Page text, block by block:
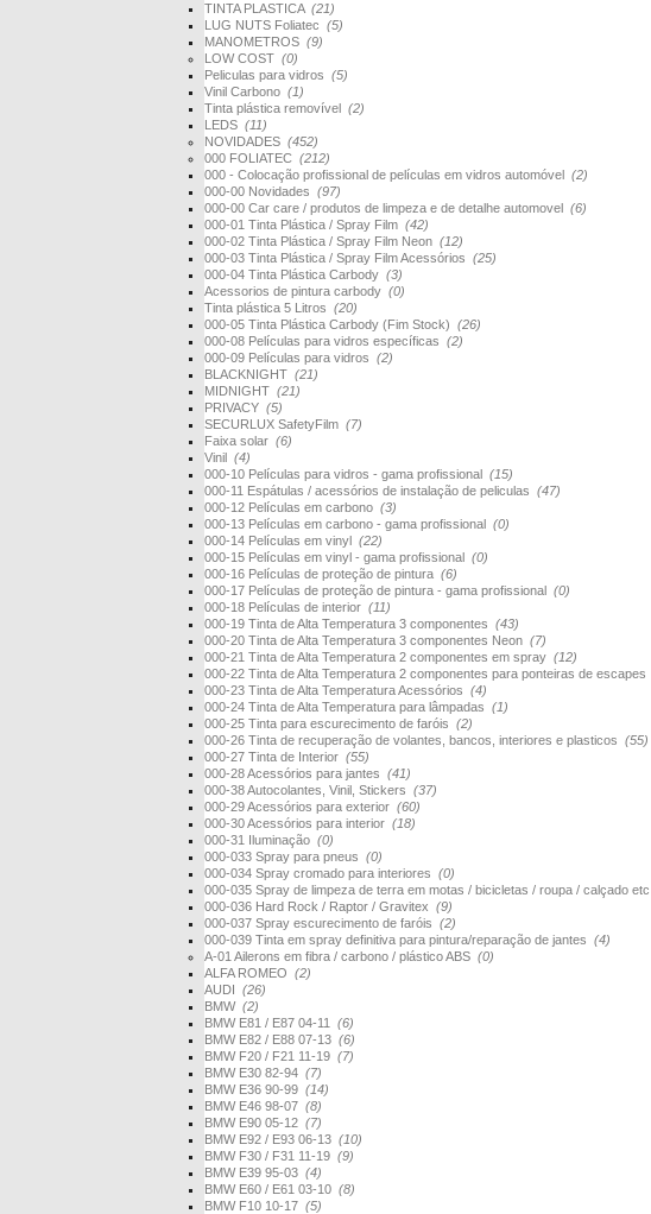
TINTA PLASTICA (21)
LUG NUTS Foliatec (5)
MANOMETROS (9)
LOW COST (0)
Peliculas para vidros (5)
Vinil Carbono (1)
Tinta plástica removível (2)
LEDS (11)
NOVIDADES (452)
000 FOLIATEC (212)
000 - Colocação profissional de películas em vidros automóvel (2)
000-00 Novidades (97)
000-00 Car care / produtos de limpeza e de detalhe automovel (6)
000-01 Tinta Plástica / Spray Film (42)
000-02 Tinta Plástica / Spray Film Neon (12)
000-03 Tinta Plástica / Spray Film Acessórios (25)
000-04 Tinta Plástica Carbody (3)
Acessorios de pintura carbody (0)
Tinta plástica 5 Litros (20)
000-05 Tinta Plástica Carbody (Fim Stock) (26)
000-08 Películas para vidros específicas (2)
000-09 Películas para vidros (2)
BLACKNIGHT (21)
MIDNIGHT (21)
PRIVACY (5)
SECURLUX SafetyFilm (7)
Faixa solar (6)
Vinil (4)
000-10 Películas para vidros - gama profissional (15)
000-11 Espátulas / acessórios de instalação de peliculas (47)
000-12 Películas em carbono (3)
000-13 Películas em carbono - gama profissional (0)
000-14 Películas em vinyl (22)
000-15 Películas em vinyl - gama profissional (0)
000-16 Películas de proteção de pintura (6)
000-17 Películas de proteção de pintura - gama profissional (0)
000-18 Películas de interior (11)
000-19 Tinta de Alta Temperatura 3 componentes (43)
000-20 Tinta de Alta Temperatura 3 componentes Neon (7)
000-21 Tinta de Alta Temperatura 2 componentes em spray (12)
000-22 Tinta de Alta Temperatura 2 componentes para ponteiras de escapes
000-23 Tinta de Alta Temperatura Acessórios (4)
000-24 Tinta de Alta Temperatura para lâmpadas (1)
000-25 Tinta para escurecimento de faróis (2)
000-26 Tinta de recuperação de volantes, bancos, interiores e plasticos (55)
000-27 Tinta de Interior (55)
000-28 Acessórios para jantes (41)
000-38 Autocolantes, Vinil, Stickers (37)
000-29 Acessórios para exterior (60)
000-30 Acessórios para interior (18)
000-31 Iluminação (0)
000-033 Spray para pneus (0)
000-034 Spray cromado para interiores (0)
000-035 Spray de limpeza de terra em motas / bicicletas / roupa / calçado etc
000-036 Hard Rock / Raptor / Gravitex (9)
000-037 Spray escurecimento de faróis (2)
000-039 Tinta em spray definitiva para pintura/reparação de jantes (4)
A-01 Ailerons em fibra / carbono / plástico ABS (0)
ALFA ROMEO (2)
AUDI (26)
BMW (2)
BMW E81 / E87 04-11 (6)
BMW E82 / E88 07-13 (6)
BMW F20 / F21 11-19 (7)
BMW E30 82-94 (7)
BMW E36 90-99 (14)
BMW E46 98-07 (8)
BMW E90 05-12 (7)
BMW E92 / E93 06-13 (10)
BMW F30 / F31 11-19 (9)
BMW E39 95-03 (4)
BMW E60 / E61 03-10 (8)
BMW F10 10-17 (5)